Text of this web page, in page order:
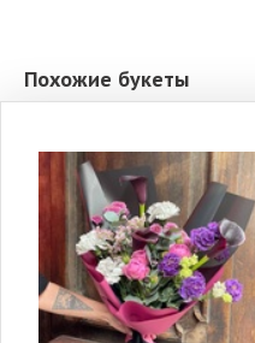
Похожие букеты